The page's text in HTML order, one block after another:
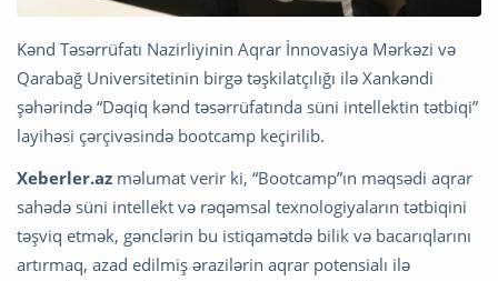
Kənd Təsərrüfatı Nazirliyinin Aqrar İnnovasiya Mərkəzi və
Qarabağ Universitetinin birgə təşkilatçılığı ilə Xankəndi
şəhərində “Dəqiq kənd təsərrüfatında süni intellektin tətbiqi”
layihəsi çərçivəsində bootcamp keçirilib.
Xeberler.az məlumat verir ki, “Bootcamp”ın məqsədi aqrar
sahədə süni intellekt və rəqəmsal texnologiyaların tətbiqini
təşviq etmək, gənclərin bu istiqamətdə bilik və bacarıqlarını
artırmaq, azad edilmiş ərazilərin aqrar potensialı ilə